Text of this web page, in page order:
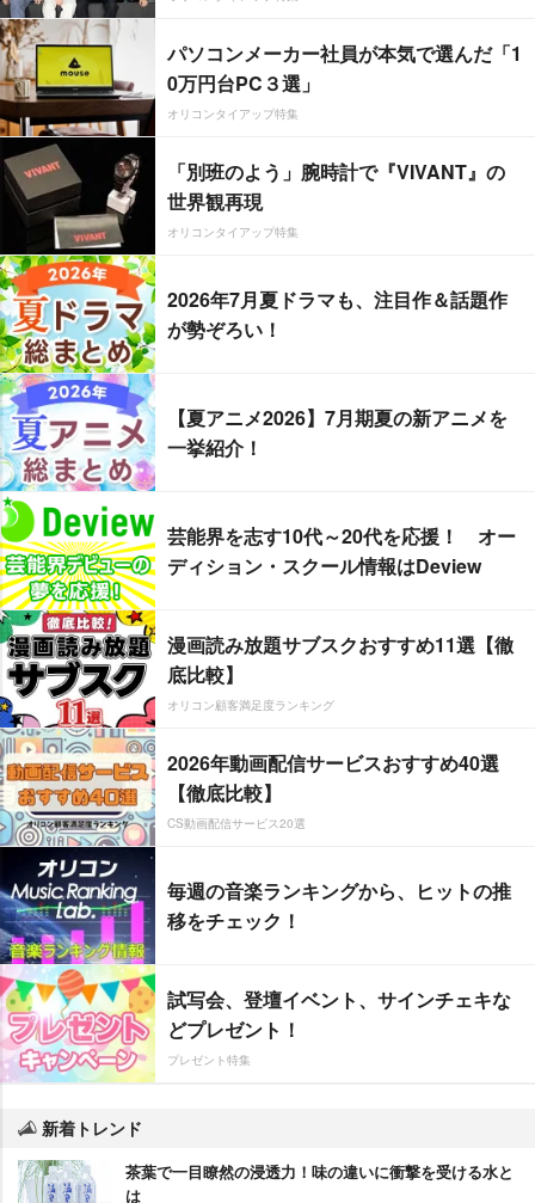
パソコンメーカー社員が本気で選んだ「1
0万円台PC３選」
オリコンタイアップ特集
「別班のよう」腕時計で『VIVANT』の
世界観再現
オリコンタイアップ特集
2026年7月夏ドラマも、注目作＆話題作
が勢ぞろい！
【夏アニメ2026】7月期夏の新アニメを
一挙紹介！
芸能界を志す10代～20代を応援！ オー
ディション・スクール情報はDeview
漫画読み放題サブスクおすすめ11選【徹
底比較】
オリコン顧客満足度ランキング
2026年動画配信サービスおすすめ40選
【徹底比較】
CS動画配信サービス20選
毎週の音楽ランキングから、ヒットの推
移をチェック！
試写会、登壇イベント、サインチェキな
どプレゼント！
プレゼント特集
新着トレンド
茶葉で一目瞭然の浸透力！味の違いに衝撃を受ける水と
は